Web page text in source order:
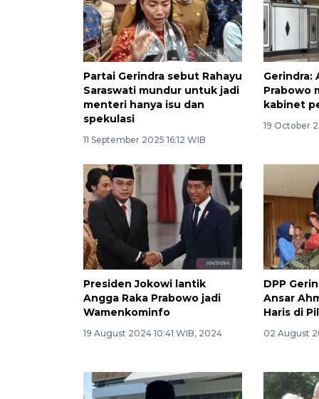
Partai Gerindra sebut Rahayu
Saraswati mundur untuk jadi
menteri hanya isu dan
spekulasi
11 September 2025 16:12 WIB
Gerindra:
Prabowo
kabinet
19 October
Presiden Jokowi lantik
Angga Raka Prabowo jadi
Wamenkominfo
19 August 2024 10:41 WIB, 2024
DPP
Ansar
Haris di
02 August